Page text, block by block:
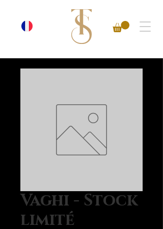
Vaghi - Stock
limité